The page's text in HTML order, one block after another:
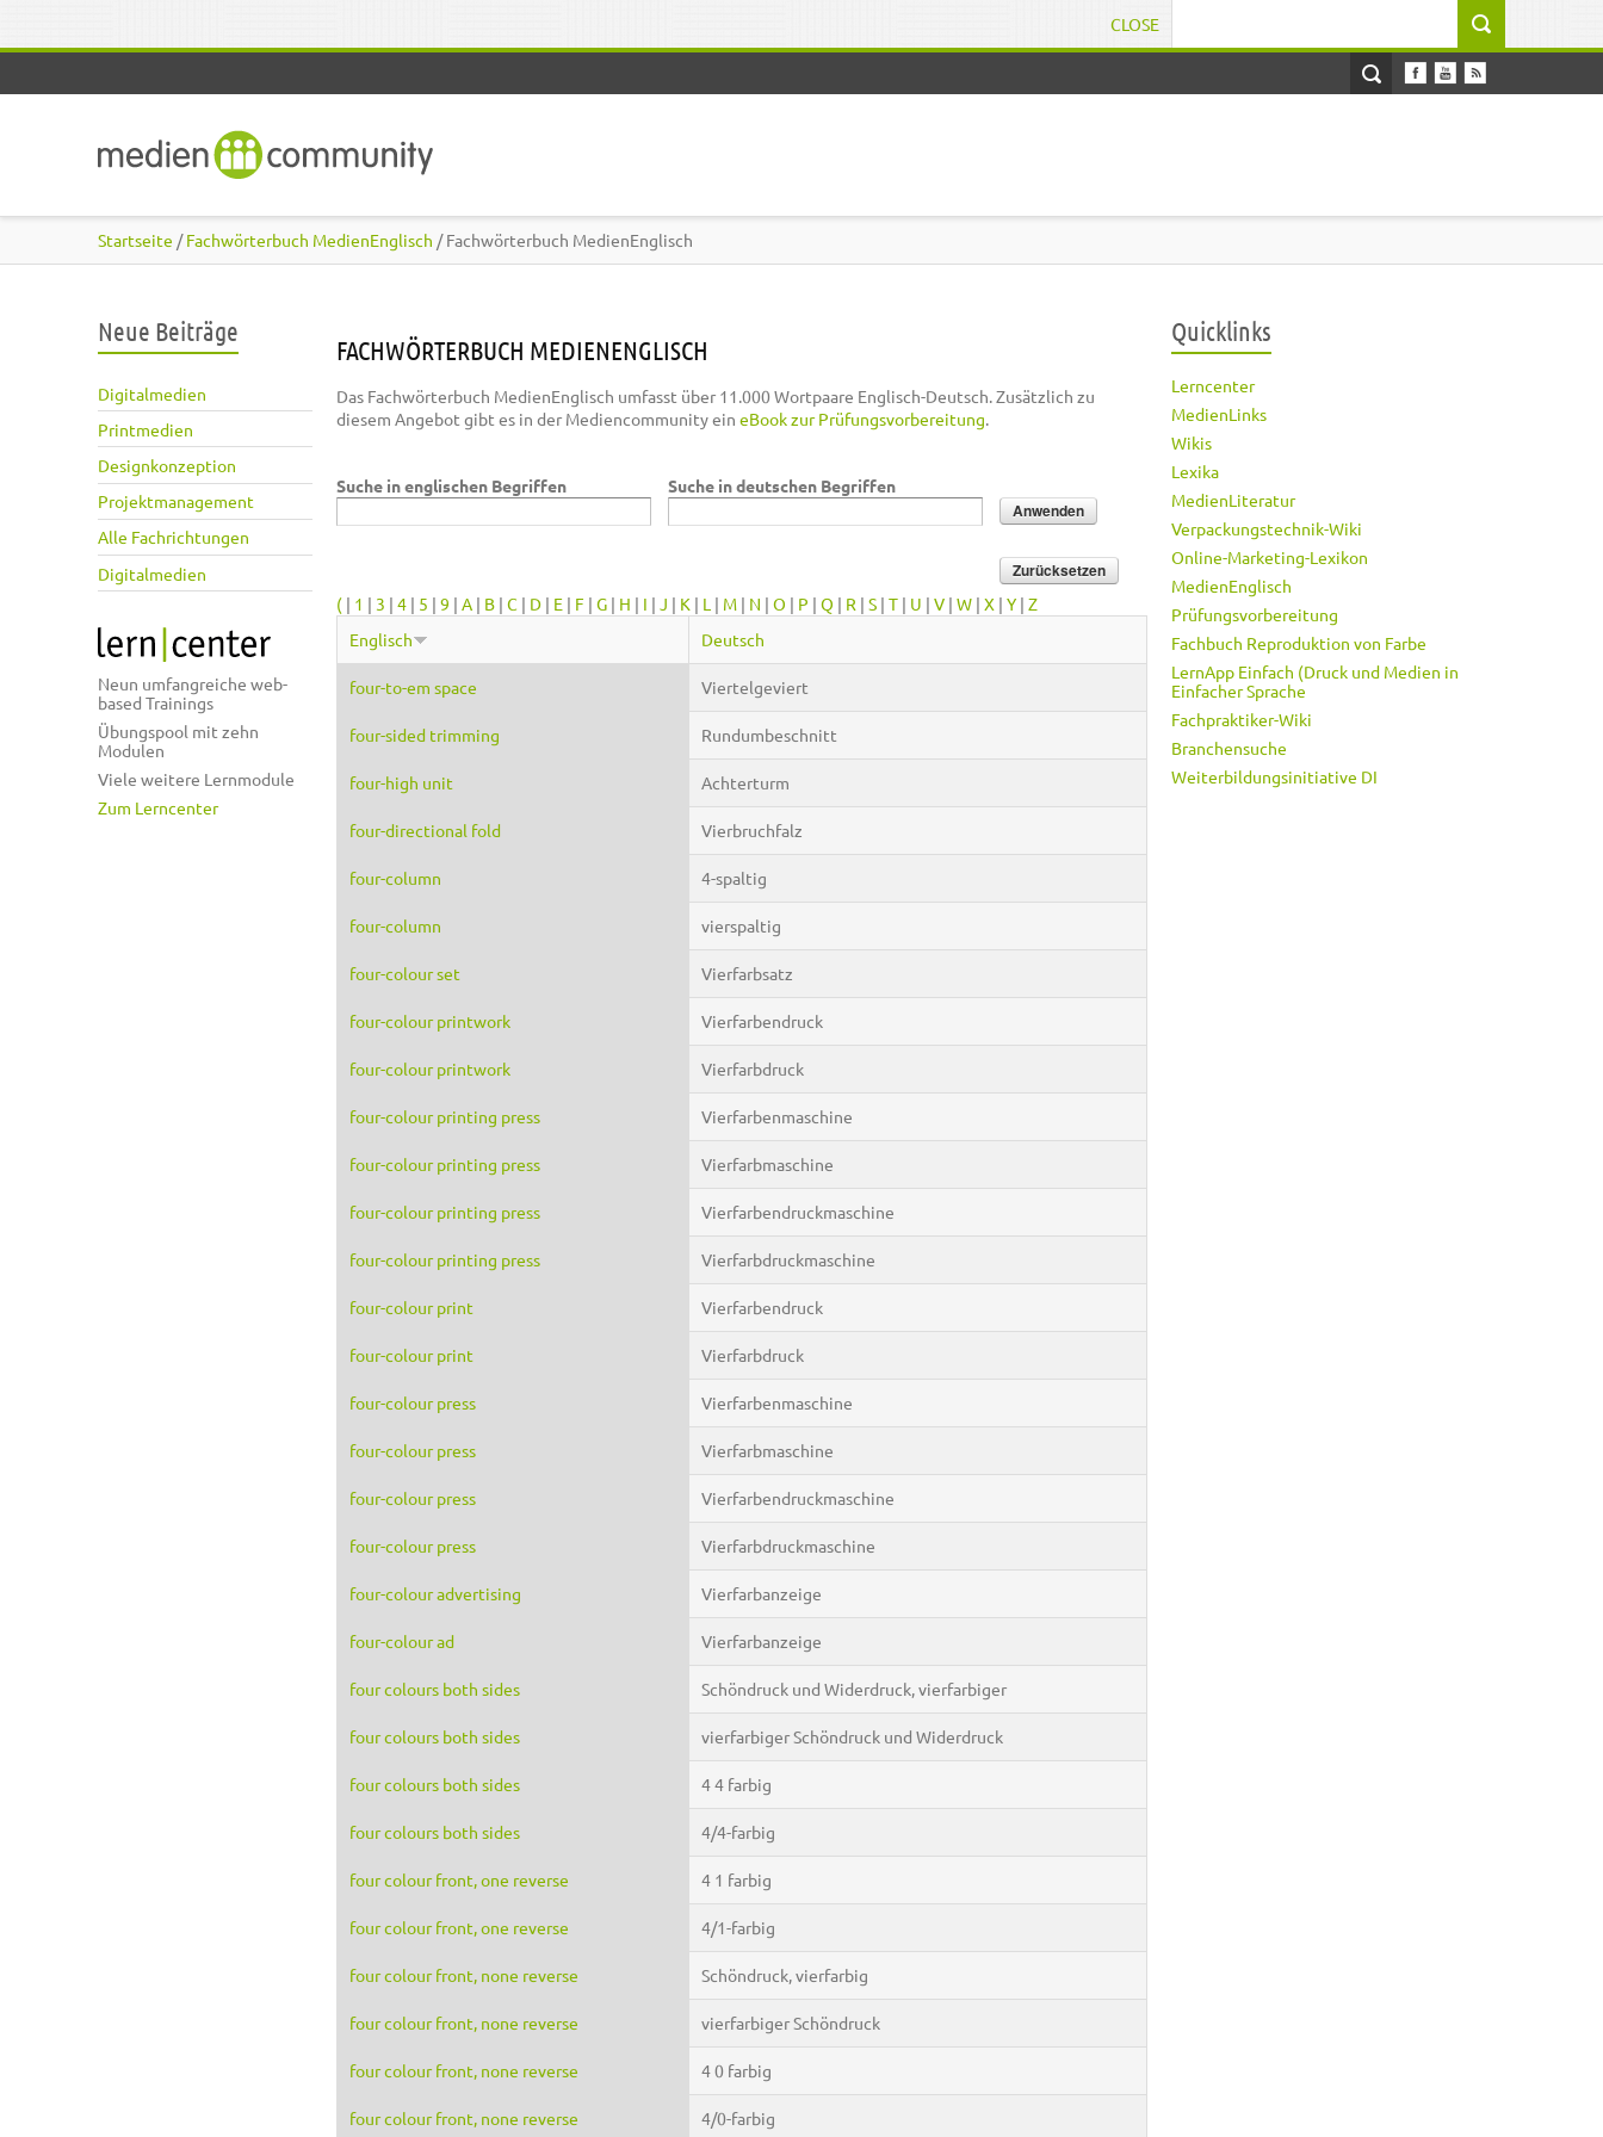
CLOSE
Startseite /Fachwörterbuch MedienEnglisch / Fachwörterbuch MedienEnglisch
Neue Beiträge
Digitalmedien
Printmedien
Designkonzeption
Projektmanagement
Alle Fachrichtungen
Digitalmedien
Neun umfangreiche web-
based Trainings
Übungspool mit zehn
Modulen
Viele weitere Lernmodule
Zum Lerncenter
FACHWÖRTERBUCH MEDIENENGLISCH
Das Fachwörterbuch MedienEnglisch umfasst über 11.000 Wortpaare Englisch-Deutsch. Zusätzlich zu
diesem Angebot gibt es in der Mediencommunity ein eBook zur Prüfungsvorbereitung.
Suche in englischen Begriffen Suche in deutschen Begriffen
( | 1 | 3 | 4 | 5 | 9 | A | B | C | D | E | F | G | H | I | J | K | L | M | N | O | P | Q | R | S | T | U | V | W | X | Y | Z
Englisch
Deutsch
four-to-em space Viertelgeviert
four-sided trimming Rundumbeschnitt
four-high unit Achterturm
four-directional fold Vierbruchfalz
four-column 4-spaltig
four-column vierspaltig
four-colour set Vierfarbsatz
four-colour printwork Vierfarbendruck
four-colour printwork Vierfarbdruck
four-colour printing press Vierfarbenmaschine
four-colour printing press Vierfarbmaschine
four-colour printing press Vierfarbendruckmaschine
four-colour printing press Vierfarbdruckmaschine
four-colour print Vierfarbendruck
four-colour print Vierfarbdruck
four-colour press Vierfarbenmaschine
four-colour press Vierfarbmaschine
four-colour press Vierfarbendruckmaschine
four-colour press Vierfarbdruckmaschine
four-colour advertising Vierfarbanzeige
four-colour ad Vierfarbanzeige
four colours both sides Schöndruck und Widerdruck, vierfarbiger
four colours both sides vierfarbiger Schöndruck und Widerdruck
four colours both sides 4 4 farbig
four colours both sides 4/4-farbig
four colour front, one reverse 4 1 farbig
four colour front, one reverse 4/1-farbig
four colour front, none reverse Schöndruck, vierfarbig
four colour front, none reverse vierfarbiger Schöndruck
four colour front, none reverse 4 0 farbig
four colour front, none reverse 4/0-farbig
Quicklinks
Lerncenter
MedienLinks
Wikis
Lexika
MedienLiteratur
Verpackungstechnik-Wiki
Online-Marketing-Lexikon
MedienEnglisch
Prüfungsvorbereitung
Fachbuch Reproduktion von Farbe
LernApp Einfach (Druck und Medien in
Einfacher Sprache
Fachpraktiker-Wiki
Branchensuche
Weiterbildungsinitiative DI